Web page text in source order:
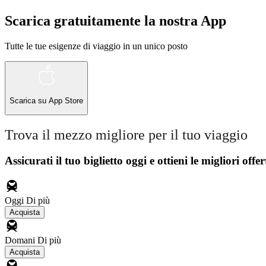
Scarica gratuitamente la nostra App
Tutte le tue esigenze di viaggio in un unico posto
Scarica su App Store
Trova il mezzo migliore per il tuo viaggio
Assicurati il ​​tuo biglietto oggi e ottieni le migliori
Oggi Di più
Acquista
Domani Di più
Acquista